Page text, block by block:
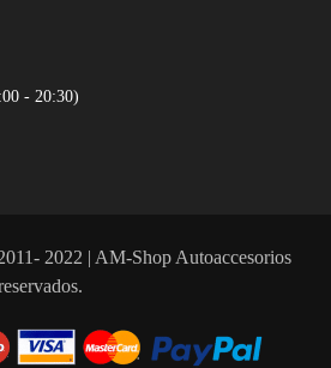
- 20:30)
2022 | AM-Shop Autoaccesorios